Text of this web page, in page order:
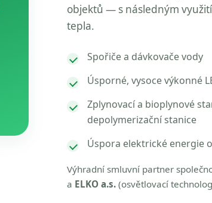
objektů — s následným
tepla.
Spořiče a dávkovače vody
Úsporné, vysoce výkonné
Zplynovací a bioplynové
depolymerizační stanice
Úspora elektrické energie
Výhradní smluvní partner
a ELKO a.s. (osvětlovací